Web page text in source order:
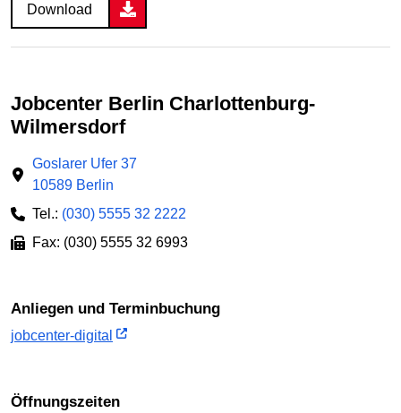
Download
Jobcenter Berlin Charlottenburg-
Wilmersdorf
Goslarer Ufer 37
10589 Berlin
Tel.: (030) 5555 32 2222
Fax: (030) 5555 32 6993
Anliegen und Terminbuchung
jobcenter-digital
Öffnungszeiten